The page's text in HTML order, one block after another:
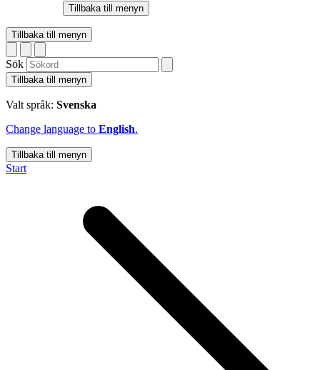
Tillbaka till menyn
Tillbaka till menyn
Sök
Tillbaka till menyn
Valt språk: Svenska
Change language to English.
Tillbaka till menyn
Start